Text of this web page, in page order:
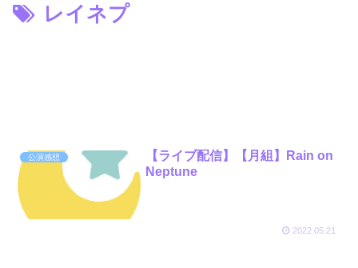
レイネプ
公演感想
【ライブ配信】【月組】Rain on
Neptune
2022.05.21